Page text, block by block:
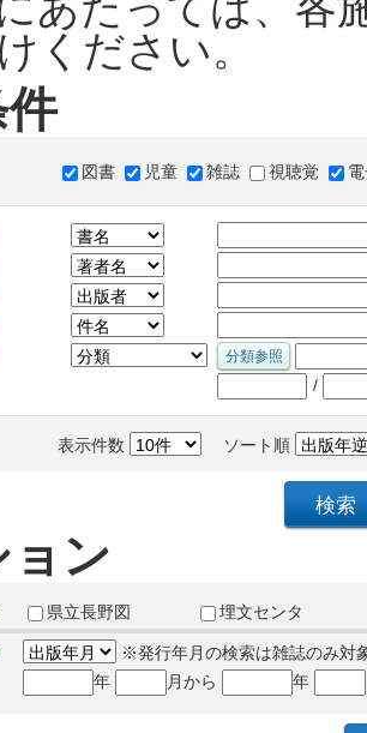
ください。
図書 児童 雑誌 視聴覚
/
表示件数 ソート順
ョン
県立長野図
埋文センタ
※発行年月の検索は雑誌のみ対
年
月から 年